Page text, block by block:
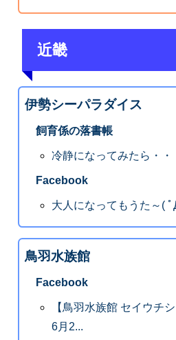
近畿
伊勢シーパラダイス
飼育係の落書帳
冷静になってみたら・・
Facebook
大人になってもうた～(
鳥羽水族館
Facebook
【鳥羽水族館 セイウチ
6月2...